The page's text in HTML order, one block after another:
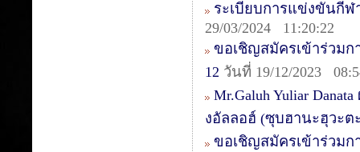
ระเบียบการแข่งขันกีฬ
29/03/2024 11:20:22
ขอเชิญสมัครเข้าร่วม
12 วันที่ 19/12/2023
Mr.Galuh Yuliar
งอัลลอฮ์ (ซุบฮานะฮุวะ
ขอเชิญสมัครเข้าร่วมก